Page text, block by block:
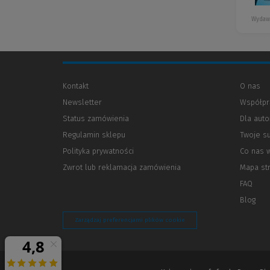
Kontakt
Newsletter
Status zamówienia
Regulamin sklepu
Polityka prywatności
innej
Zwrot lub reklamacja zamówienia
O nas
Dla
Twoje
Co nas
Mapa
FAQ
Blog
Zarządzaj preferencjami plików cookie